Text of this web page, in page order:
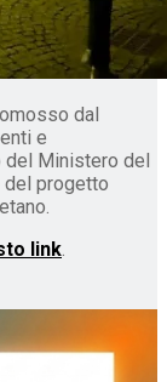
dal
e
Ministero del
del progetto
link.